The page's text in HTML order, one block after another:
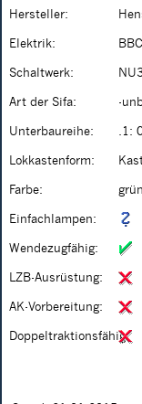
Hersteller:
Elektrik: BBC
Schaltwerk:
Art der Sifa: -
Unterbaureihe: .1:
Lokkastenform:
Farbe:
Einfachlampen:
Wendezugfähig:
LZB-Ausrüstung:
AK-Vorbereitung:
Doppeltraktionsfähig: